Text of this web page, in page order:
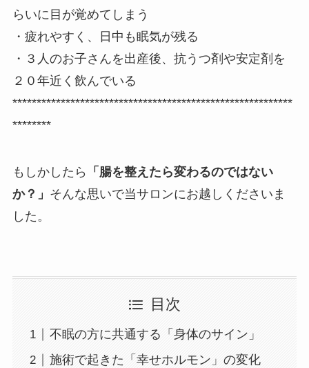
らいに目が覚めてしまう
・疲れやすく、日中も眠気が残る
・３人のお子さんを出産後、抗うつ剤や安定剤を
２０年近く飲んでいる
**********************************************************
********
もしかしたら
「腸を整えたら変わるのではない
か？」 そんな思いで当サロンにお越しくださいま
した。
目次
不眠の方に共通する「身体のサイン」
施術で起きた「幸せホルモン」の変化